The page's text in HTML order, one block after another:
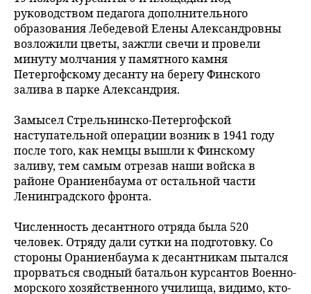
руководством педагога дополнительного
образования Лебедевой Елены Александровны
возложили цветы, зажгли свечи и провели
минуту молчания у памятного камня
Петергофскому десанту на берегу Финского
залива в парке Александрия.
Замысел Стрельнинско-Петергофской
наступательной операции возник в 1941 году
после того, как немцы вышли к Финскому
заливу, тем самым отрезав наши войска в
районе Ораниенбаума от остальной части
Ленинградского фронта.
Численность десантного отряда была 520
человек. Отряду дали сутки на подготовку. Со
стороны Ораниенбаума к десантникам пытался
прорваться сводный батальон курсантов Военно-
морского хозяйственного училища, видимо, кто-